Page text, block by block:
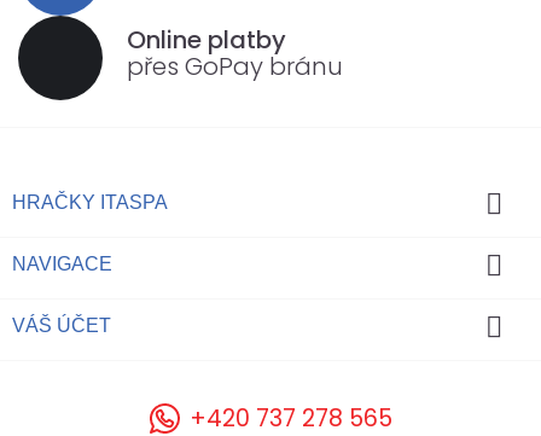
Online platby
přes GoPay bránu
HRAČKY ITASPA 
NAVIGACE 
VÁŠ ÚČET 
+420 737 278 565